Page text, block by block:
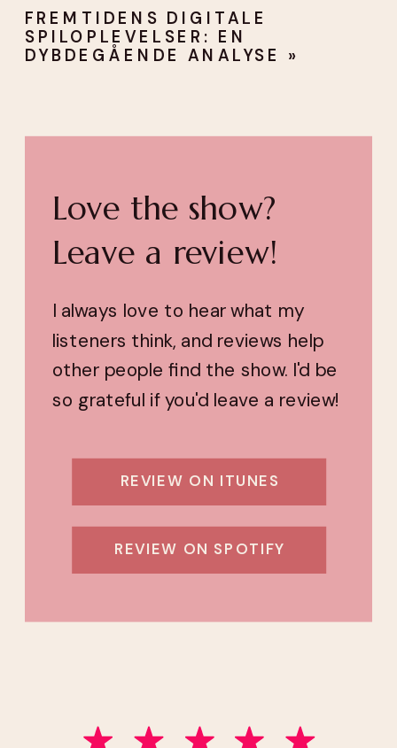
FREMTIDENS DIGITALE
SPILOPLEVELSER: EN
DYBDEGÅENDE ANALYSE
»
REVIEW ON SPOTIFY
REVIEW ON ITUNES
I always love to hear what my
listeners think, and reviews help
other people find the show. I'd be
so grateful if you'd leave a review!
Love the show?
Leave a review!